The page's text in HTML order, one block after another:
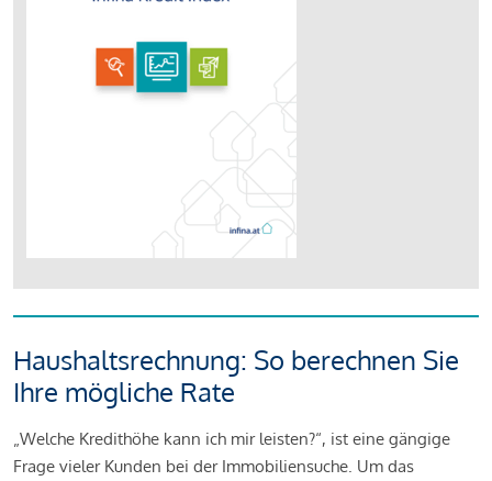
Haushaltsrechnung: So berechnen Sie
Ihre mögliche Rate
„Welche Kredithöhe kann ich mir leisten?“, ist eine gängige
Frage vieler Kunden bei der Immobiliensuche. Um das